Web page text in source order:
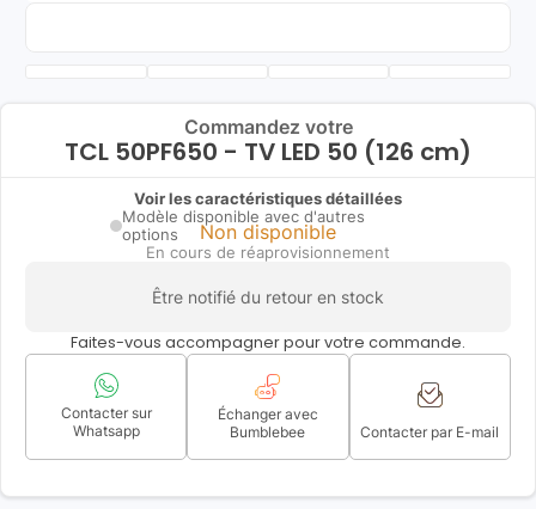
Commandez votre
TCL 50PF650 - TV LED 50 (126 cm)
Voir les caractéristiques détaillées
Modèle disponible avec d'autres
options
Non disponible
En cours de réaprovisionnement
Être notifié du retour en stock
Faites-vous accompagner pour votre commande.
Contacter sur
Whatsapp
Échanger avec
Bumblebee
Contacter par E-mail